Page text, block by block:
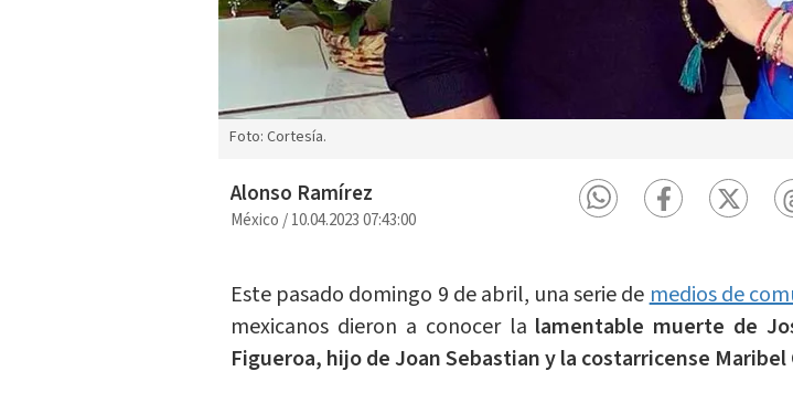
Foto: Cortesía.
Alonso Ramírez
México/10.04.2023 07:43:00
Este pasado domingo 9 de abril, una serie demedios de
mexicanos dieron a conocer la lamentable muerte de
Figueroa, hijo de Joan Sebastian y la costarricense Maribel